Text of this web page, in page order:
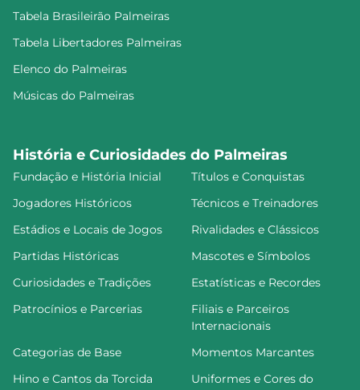
Tabela Brasileirão Palmeiras
Tabela Libertadores Palmeiras
Elenco do Palmeiras
Músicas do Palmeiras
História e Curiosidades do Palmeiras
Fundação e História Inicial
Títulos e Conquistas
Jogadores Históricos
Técnicos e Treinadores
Estádios e Locais de Jogos
Rivalidades e Clássicos
Partidas Históricas
Mascotes e Símbolos
Curiosidades e Tradições
Estatísticas e Recordes
Patrocínios e Parcerias
Filiais e Parceiros
Internacionais
Categorias de Base
Momentos Marcantes
Hino e Cantos da Torcida
Uniformes e Cores do